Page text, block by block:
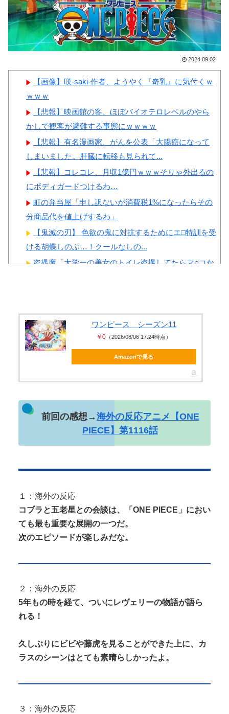
るよ！性接待がバレちゃったか
らね」
Powered by livedoor 相互RSS
2024.09.02
【画像】咲-saki-作者、ようやく『奇乳』に気付くｗ
ｗｗｗ
【悲報】映画館の客、ほぼバイオテロレベルのやら
かしで観客が避難する事態にｗｗｗｗ
【悲報】有名漫画家、がんを公表「大腸癌になって
しまいました。肝臓に転移も見られて...
【悲報】コレコレ、月収1億円ｗｗｗそりゃ外出るの
にボディガードつけるわ…
町の弁当屋「申し訳ないが消費税1%になったらその
分商品代を値上げするわ」
【鬼滅の刃】 色欲の鬼に対抗するためにエ□特訓を受
ける胡蝶しのぶ…！クールなしの...
盗撮魔「大学一の美女のトイレ盗撮してたらマ○コか
「はえーかわいそう…会社滅茶苦茶...
美人JDが彼氏のオ○ニー用に送った動画、勝手に晒さ
れて学校中の”共有オカズ” に...
Powered by livedoor 相互RSS
ワンピース シーズン11
￥0 （2026/08/06 17:24時点）
Amazonで見る
前回の感想→海外の反応アニメ【ONE
PIECE】第1116話
１：海外の反応
コブラと五老星との会談は、「ONE PIECE」におい
ても最も重要な展開の一つだ。
次のエピソードが楽しみだな。
２：海外の反応
5年もの時を経て、ついにレヴェリーの物語が語ら
れる！
久しぶりにビビや藤虎を見ることができた上に、カ
ラスのシーンはとても素晴らしかったよ。
３：海外の反応